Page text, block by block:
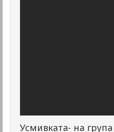
Усмивката- на